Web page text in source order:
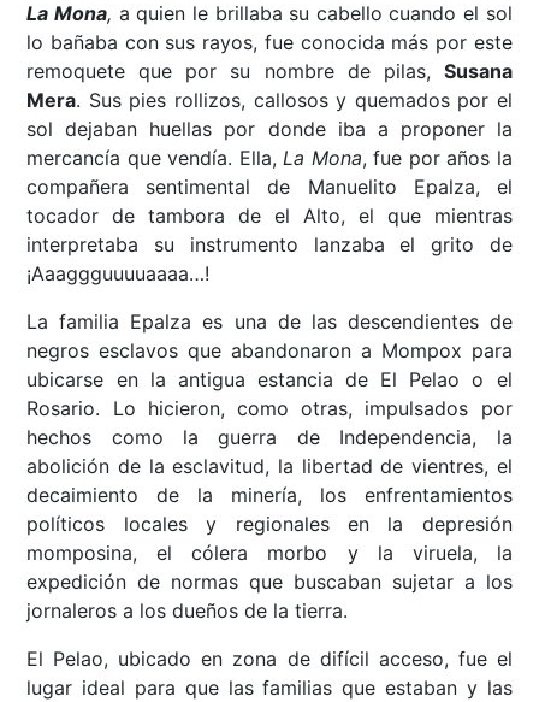
La Mona, a quien le brillaba su cabello cuando el sol
lo bañaba con sus rayos, fue conocida más por este
remoquete que por su nombre de pilas, Susana
Mera. Sus pies rollizos, callosos y quemados por el
sol dejaban huellas por donde iba a proponer la
mercancía que vendía. Ella,La Mona, fue por años la
compañera sentimental de Manuelito Epalza, el
tocador de tambora de el Alto, el que mientras
interpretaba su instrumento lanzaba el grito de
¡Aaaggguuuuaaaa…!
La familia Epalza es una de las descendientes de
negros esclavos que abandonaron a Mompox para
ubicarse en la antigua estancia de El Pelao o el
Rosario. Lo hicieron, como otras, impulsados por
hechos como la guerra de Independencia, la
abolición de la esclavitud, la libertad de vientres, el
decaimiento de la minería, los enfrentamientos
políticos locales y regionales en la depresión
momposina, el cólera morbo y la viruela, la
expedición de normas que buscaban sujetar a los
jornaleros a los dueños de la tierra.
El Pelao, ubicado en zona de difícil acceso, fue el
lugar ideal para que las familias que estaban y las